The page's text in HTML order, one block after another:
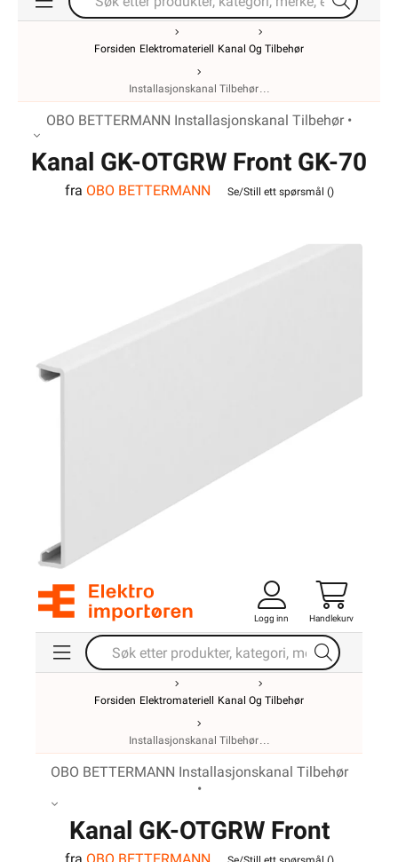
Forsiden Elektromateriell Kanal Og Tilbehør
Installasjonskanal Tilbehør
OBO BETTERMANN Installasjonskanal Tilbehør •
Kanal GK-OTGRW Front GK-70
serien OBO
fra OBO BETTERMANN Se/Still ett spørsmål ()
Logg inn Handlekurv
Forsiden Elektromateriell Kanal Og Tilbehør
Installasjonskanal Tilbehør
OBO BETTERMANN Installasjonskanal Tilbehør
•
Kanal GK-OTGRW Front
fra OBO BETTERMANN